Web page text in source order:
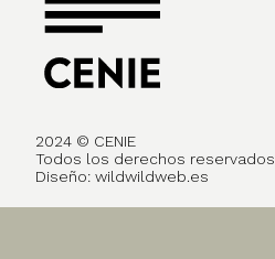
2024 © CENIE
Todos los derechos reservados
Diseño: wildwildweb.es